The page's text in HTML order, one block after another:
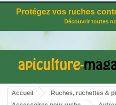
Protégez vos ruches
Découvrir toutes
Accueil
Ruches, ruchettes &